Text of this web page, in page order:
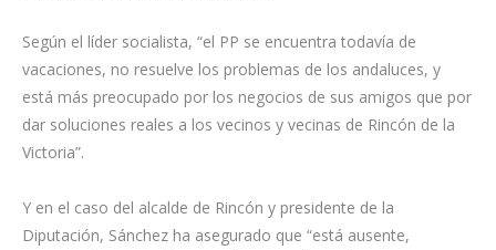
Según el líder socialista, “el PP se encuentra todavía de
vacaciones, no resuelve los problemas de los andaluces, y
está más preocupado por los negocios de sus amigos que por
dar soluciones reales a los vecinos y vecinas de Rincón de la
Victoria”.
Y en el caso del alcalde de Rincón y presidente de la
Diputación, Sánchez ha asegurado que “está ausente,